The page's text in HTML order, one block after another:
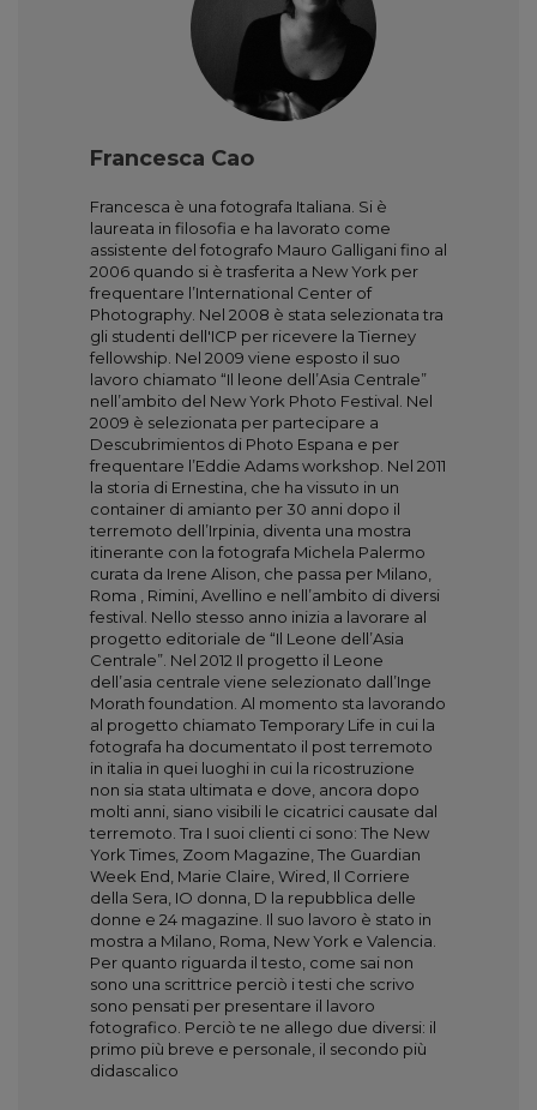
Francesca Cao
Francesca è una fotografa Italiana. Si è
laureata in filosofia e ha lavorato come
assistente del fotografo Mauro Galligani fino al
2006 quando si è trasferita a New York per
frequentare l’International Center of
Photography. Nel 2008 è stata selezionata tra
gli studenti dell'ICP per ricevere la Tierney
fellowship. Nel 2009 viene esposto il suo
lavoro chiamato “Il leone dell’Asia Centrale”
nell’ambito del New York Photo Festival. Nel
2009 è selezionata per partecipare a
Descubrimientos di Photo Espana e per
frequentare l’Eddie Adams workshop. Nel 2011
la storia di Ernestina, che ha vissuto in un
container di amianto per 30 anni dopo il
terremoto dell’Irpinia, diventa una mostra
itinerante con la fotografa Michela Palermo
curata da Irene Alison, che passa per Milano,
Roma , Rimini, Avellino e nell’ambito di diversi
festival. Nello stesso anno inizia a lavorare al
progetto editoriale de “Il Leone dell’Asia
Centrale”. Nel 2012 Il progetto il Leone
dell’asia centrale viene selezionato dall’Inge
Morath foundation. Al momento sta lavorando
al progetto chiamato Temporary Life in cui la
fotografa ha documentato il post terremoto
in italia in quei luoghi in cui la ricostruzione
non sia stata ultimata e dove, ancora dopo
molti anni, siano visibili le cicatrici causate dal
terremoto. Tra I suoi clienti ci sono: The New
York Times, Zoom Magazine, The Guardian
Week End, Marie Claire, Wired, Il Corriere
della Sera, IO donna, D la repubblica delle
donne e 24 magazine. Il suo lavoro è stato in
mostra a Milano, Roma, New York e Valencia.
Per quanto riguarda il testo, come sai non
sono una scrittrice perciò i testi che scrivo
sono pensati per presentare il lavoro
fotografico. Perciò te ne allego due diversi: il
primo più breve e personale, il secondo più
didascalico